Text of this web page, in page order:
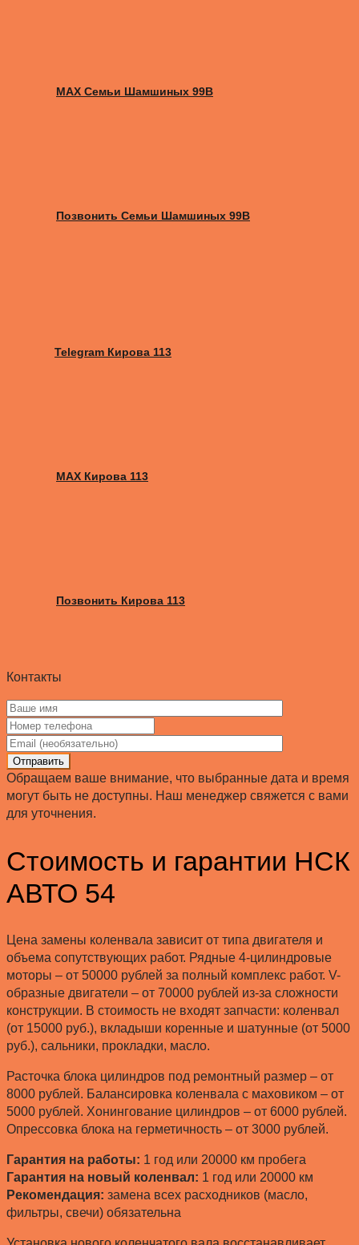
MAX Семьи Шамшиных 99В
Позвонить Семьи Шамшиных 99В
Telegram Кирова 113
MAX Кирова 113
Позвонить Кирова 113
Контакты
Отправить
Обращаем ваше внимание, что выбранные дата и время
могут быть не доступны. Наш менеджер свяжется с вами
для уточнения.
Стоимость и гарантии НСК
АВТО 54
Цена замены коленвала зависит от типа двигателя и
объема сопутствующих работ. Рядные 4-цилиндровые
моторы – от 50000 рублей за полный комплекс работ. V-
образные двигатели – от 70000 рублей из-за сложности
конструкции. В стоимость не входят запчасти: коленвал
(от 15000 руб.), вкладыши коренные и шатунные (от 5000
руб.), сальники, прокладки, масло.
Расточка блока цилиндров под ремонтный размер – от
8000 рублей. Балансировка коленвала с маховиком – от
5000 рублей. Хонингование цилиндров – от 6000 рублей.
Опрессовка блока на герметичность – от 3000 рублей.
Гарантия на работы: 1 год или 20000 км пробега
Гарантия на новый коленвал: 1 год или 20000 км
Рекомендация: замена всех расходников (масло,
фильтры, свечи) обязательна